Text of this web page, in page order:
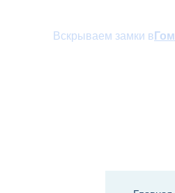
Вскрываем замки в